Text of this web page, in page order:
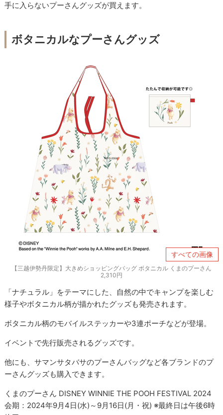
手に入らないプーさんグッズが買えます。
ボタニカルなプーさんグッズ
すべての画像
【三越伊勢丹限定】大きめショッピングバッグ ボタニカル くまのプーさん
2,310円
「ナチュラル」をテーマにした、自然の中でキャンプを楽しむ
様子やボタニカル柄が描かれたグッズも発売されます。
ボタニカル柄のモバイルステッカーや3連ポーチなどが登場。
イベントで先行販売されるグッズです。
他にも、サマンサタバサのプーさんバッグなど各ブランドのプ
ーさんグッズも購入できます。
くまのプーさん DISNEY WINNIE THE POOH FESTIVAL 2024
会期：​2024年9月4日(水)～​9月16日(月・祝) ※最終日は午後6時